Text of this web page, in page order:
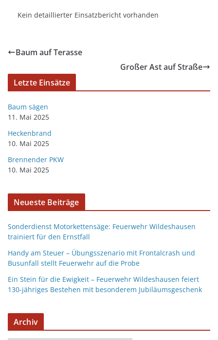
Kein detaillierter Einsatzbericht vorhanden
Baum auf Terasse
Großer Ast auf Straße
Letzte Einsätze
Baum sägen
11. Mai 2025
Heckenbrand
10. Mai 2025
Brennender PKW
10. Mai 2025
Neueste Beiträge
Sonderdienst Motorkettensäge: Feuerwehr Wildeshausen
trainiert für den Ernstfall
Handy am Steuer – Übungsszenario mit Frontalcrash und
Busunfall stellt Feuerwehr auf die Probe
Ein Stein für die Ewigkeit – Feuerwehr Wildeshausen feiert
130-jähriges Bestehen mit besonderem Jubiläumsgeschenk
Archiv